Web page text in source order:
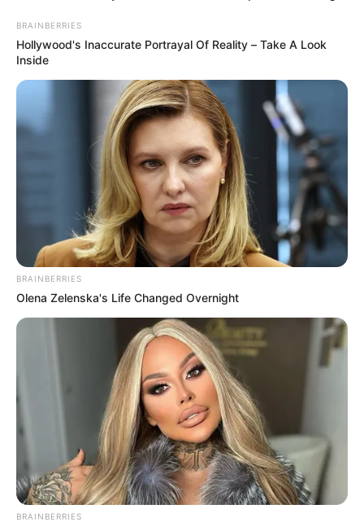
Metro de Bogotá llegó a
SEGUNDA LÍNEA DEL METRO
DE BOGOTÁ
Galán revela plan para
construir la Línea 2 del
Metro: empresas se le
medirían a hacerlo
subterráneo
METRO DE BOGOTÁ
Nadie se le midió a hacer
la segunda línea del Metro
de Bogotá y habrá que
recibir propuestas de
fuera del país
LICITACIÓN
‘La Nueva 13’ no se
detiene: Distrito arranca
BRAINBERRIES
Hollywood's Inaccurate Portrayal Of Reality – Take A Look
Inside
BRAINBERRIES
Olena Zelenska's Life Changed Overnight
BRAINBERRIES